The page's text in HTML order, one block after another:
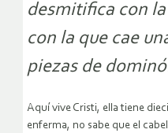
desmitifica con
con la que cae
piezas de
Aquí vive Cristi, ella tiene
enferma, no sabe que el